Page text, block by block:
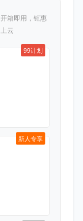
开箱即用，钜惠
上云
99计划
新人专享